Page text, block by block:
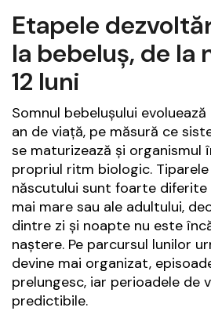
Etapele
la bebeluș, de la
12 luni
Somnul bebelușului
an de viață, pe măsură ce
se maturizează și organismul
propriul ritm biologic.
născutului sunt foarte diferite
mai mare sau ale adultului,
dintre zi și noapte nu este
naștere. Pe parcursul lunilor
devine mai organizat,
prelungesc, iar perioadele de
predictibile.